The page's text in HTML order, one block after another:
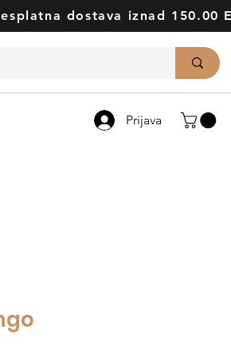
dostava iznad 150.00
Prijava